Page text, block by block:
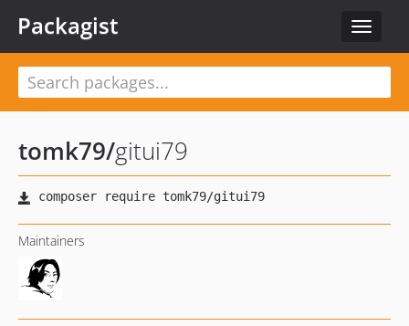
Toggle
Packagist
tomk79/gitui79
Maintainers